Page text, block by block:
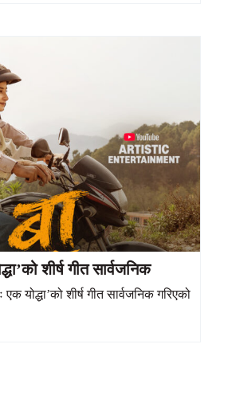
शीर्ष गीत सार्वजनिक
योद्धा’को शीर्ष गीत सार्वजनिक गरिएको